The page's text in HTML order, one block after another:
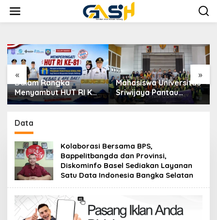
konten
« »
Dalam Rangka
Menyambut HUT RI Ke-
81, Bupati Riza
Masyarakat
Manfaatkan Program
Pemutihan Pajak
Kendaraan Bermotor
Mahasiswa Universitas
Sriwijaya Pantau
Langsung Proses
Data
Kolaborasi Bersama BPS,
Bappelitbangda dan Provinsi,
Diskominfo Basel Sediakan Layanan
Satu Data Indonesia Bangka Selatan